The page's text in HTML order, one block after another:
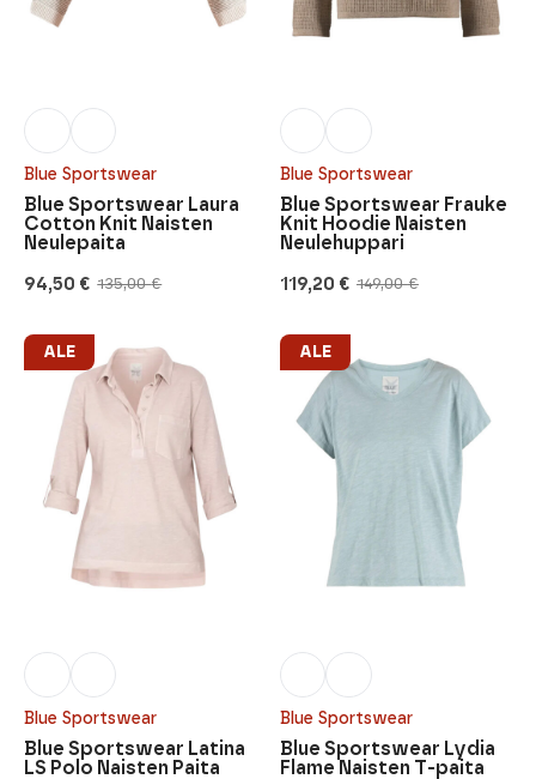
Blue Sportswear
135,00€
Alkuperäinen
oli:
135,00 €.
94,50 €
Nykyinen
on:
94,50 €.
Blue Sportswear Laura
Cotton Knit Naisten
Neulepaita
Blue Sportswear
149,00€
Alkuperäinen
oli:
149,00 €.
119,20 €
Nykyinen
on:
119,20 €.
Blue Sportswear Frauke
Knit Hoodie Naisten
Neulehuppari
Blue Sportswear
ALE
Blue Sportswear Latina
LS Polo Naisten Paita
Blue Sportswear
ALE
Blue Sportswear Lydia
Flame Naisten T-paita